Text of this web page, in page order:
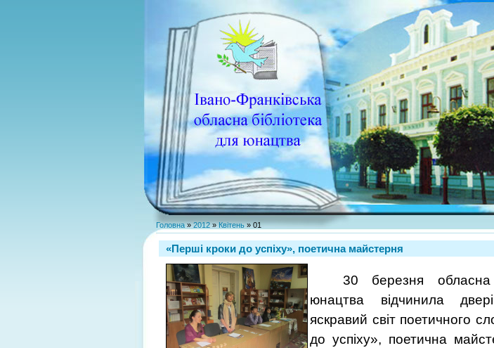
Головна»2012 » Квітень » 01
«Перші кроки до успіху», поетична майстерня
30 березня обласна
юнацтва відчинила
яскравий світ поетичного
до успіху», поетична